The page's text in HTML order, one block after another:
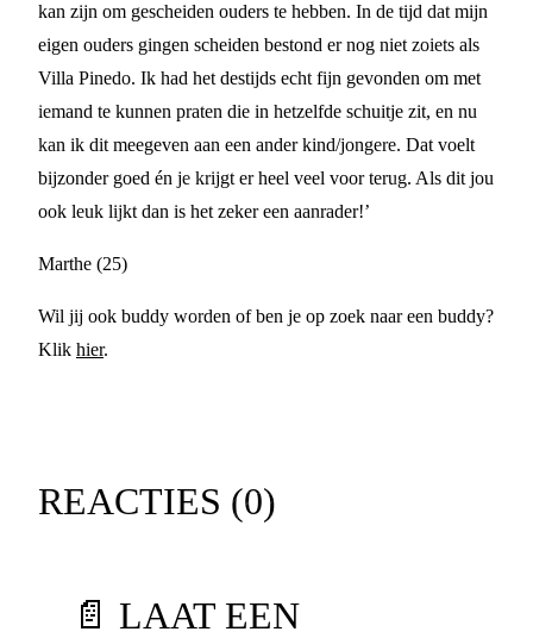
kan zijn om gescheiden ouders te hebben. In de tijd dat mijn
eigen ouders gingen scheiden bestond er nog niet zoiets als
Villa Pinedo. Ik had het destijds echt fijn gevonden om met
iemand te kunnen praten die in hetzelfde schuitje zit, en nu
kan ik dit meegeven aan een ander kind/jongere. Dat voelt
bijzonder goed én je krijgt er heel veel voor terug. Als dit jou
ook leuk lijkt dan is het zeker een aanrader!’
Marthe (25)
Wil jij ook buddy worden of ben je op zoek naar een buddy?
Klik hier.
REACTIES (0)
📄 LAAT EEN